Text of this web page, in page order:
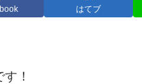
はてブ
！